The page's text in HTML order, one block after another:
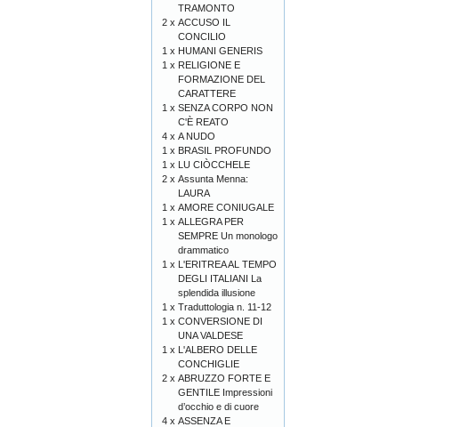
TRAMONTO
2 x ACCUSO IL
CONCILIO
1 x HUMANI GENERIS
1 x RELIGIONE E
FORMAZIONE DEL
CARATTERE
1 x SENZA CORPO NON
C'È REATO
4 x A NUDO
1 x BRASIL PROFUNDO
1 x LU CIÒCCHELE
2 x Assunta Menna:
LAURA
1 x AMORE CONIUGALE
1 x ALLEGRA PER
SEMPRE Un monologo
drammatico
1 x L'ERITREA AL TEMPO
DEGLI ITALIANI La
splendida illusione
1 x Traduttologia n. 11-12
1 x CONVERSIONE DI
UNA VALDESE
1 x L'ALBERO DELLE
CONCHIGLIE
2 x ABRUZZO FORTE E
GENTILE Impressioni
d’occhio e di cuore
4 x ASSENZA E